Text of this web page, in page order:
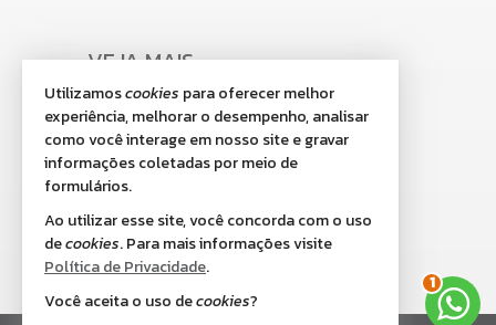
VEJA MAIS
receba nosso newsletter
indicadores financeiros
cadastre seu imóvel
imóveis favoritos
mapa de imóveis
Utilizamoscookies para oferecer melhor
experiência, melhorar o desempenho, analisar
como você interage em nosso site e gravar
informações coletadas por meio de
formulários.
Ao utilizar esse site, você concorda com o uso
decookies. Para mais informações visite
Política de Privacidade.
Você aceita o uso decookies?